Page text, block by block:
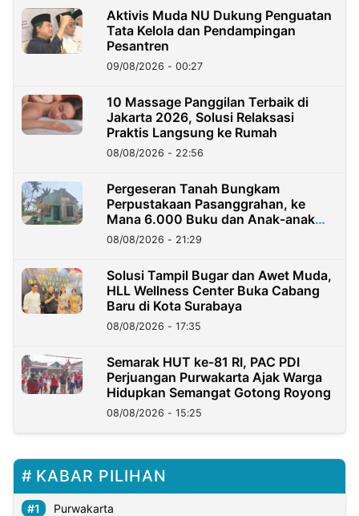
Aktivis Muda NU Dukung Penguatan
Tata Kelola dan Pendampingan
Pesantren
09/08/2026 - 00:27
10 Massage Panggilan Terbaik di
Jakarta 2026, Solusi Relaksasi
Praktis Langsung ke Rumah
08/08/2026 - 22:56
Pergeseran Tanah Bungkam
Perpustakaan Pasanggrahan, ke
Mana 6.000 Buku dan Anak-anak
Kini?
08/08/2026 - 21:29
Solusi Tampil Bugar dan Awet Muda,
HLL Wellness Center Buka Cabang
Baru di Kota Surabaya
08/08/2026 - 17:35
Semarak HUT ke-81 RI, PAC PDI
Perjuangan Purwakarta Ajak Warga
Hidupkan Semangat Gotong Royong
08/08/2026 - 15:25
KABAR PILIHAN
Purwakarta